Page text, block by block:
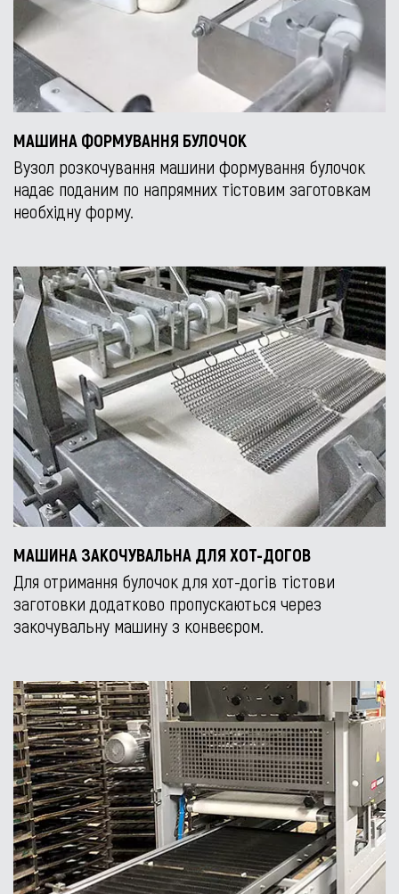
МАШИНА ФОРМУВАННЯ БУЛОЧОК
Вузол розкочування машини формування булочок
надає поданим по напрямних тістовим заготовкам
необхідну форму.
МАШИНА ЗАКОЧУВАЛЬНА ДЛЯ ХОТ-ДОГОВ
Для отримання булочок для хот-догів тістови
заготовки додатково пропускаються через
закочувальну машину з конвеєром.